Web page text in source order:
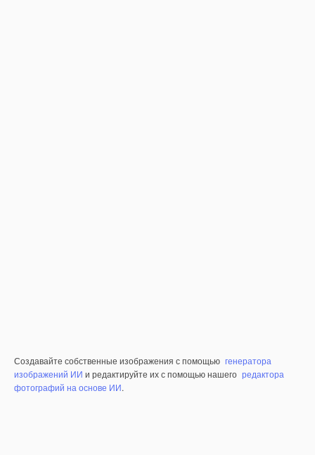
Создавайте собственные изображения с помощью генератора
изображений ИИ и редактируйте их с помощью нашего редактора
фотографий на основе ИИ.